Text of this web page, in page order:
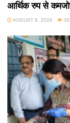
आर्थिक रुप से
AUGUST 8, 2026 39